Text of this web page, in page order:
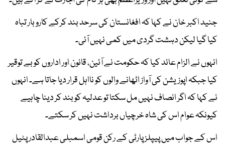
جنید اکبر خان نے کہا کہ افغانستان کی سرحد بند کرکے کاروبار تباہ
کیا گیا لیکن دہشت گردی میں کمی نہیں آئی۔
انہوں نے الزام عائد کیا کہ حکومت نے آئین، قانون اور اداروں کو بے توقیر
کیا جبکہ اپوزیشن کی آواز اٹھانے والوں کو نااہل قرار دیا جاتا ہے۔ انہوں
نے کہا کہ اگر انصاف نہیں مل سکتا تو عدلیہ کو بند کر دینا چاہیے
کیونکہ عوام اس کی شاہ خرچیاں برداشت نہیں کر سکتے۔
اس کے جواب میں پیپلز پارٹی کے رکن قومی اسمبلی عبدالقادر پٹیل